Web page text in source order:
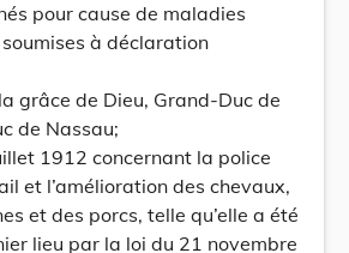
pour cause de maladies
à déclaration
grâce de Dieu, Grand-Duc de
de Nassau;
1912 concernant la police
et l’amélioration des chevaux,
et des porcs, telle qu’elle a été
lieu par la loi du 21 novembre